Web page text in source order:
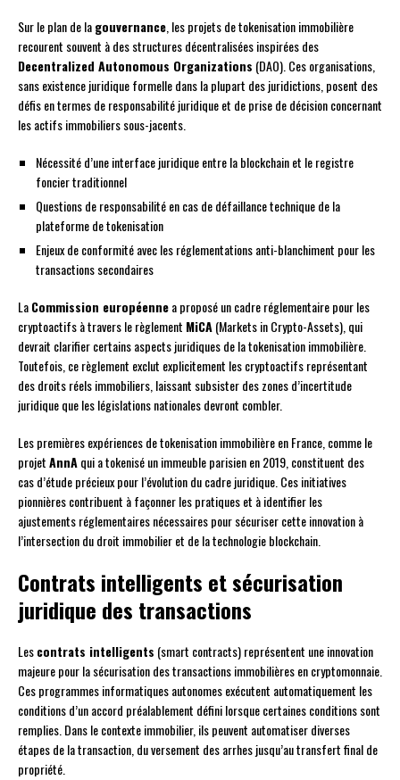
Sur le plan de lagouvernance , les projets de tokenisation immobilière
recourent souvent à des structures décentralisées inspirées des
Decentralized Autonomous Organizations (DAO). Ces organisations,
sans existence juridique formelle dans la plupart des juridictions, posent des
défis en termes de responsabilité juridique et de prise de décision concernant
les actifs immobiliers sous-jacents.
Nécessité d’une interface juridique entre la blockchain et le registre
foncier traditionnel
Questions de responsabilité en cas de défaillance technique de la
plateforme de tokenisation
Enjeux de conformité avec les réglementations anti-blanchiment pour les
transactions secondaires
LaCommission européennea proposé un cadre réglementaire pour les
cryptoactifs à travers le règlement MiCA(Markets in Crypto-Assets), qui
devrait clarifier certains aspects juridiques de la tokenisation immobilière.
Toutefois, ce règlement exclut explicitement les cryptoactifs représentant
des droits réels immobiliers, laissant subsister des zones d’incertitude
juridique que les législations nationales devront combler.
Les premières expériences de tokenisation immobilière en France, comme le
projetAnnAqui a tokenisé un immeuble parisien en 2019, constituent des
cas d’étude précieux pour l’évolution du cadre juridique. Ces initiatives
pionnières contribuent à façonner les pratiques et à identifier les
ajustements réglementaires nécessaires pour sécuriser cette innovation à
l’intersection du droit immobilier et de la technologie blockchain.
Contrats intelligents et sécurisation
juridique des transactions
Lescontrats intelligents (smart contracts) représentent une innovation
majeure pour la sécurisation des transactions immobilières en cryptomonnaie.
Ces programmes informatiques autonomes exécutent automatiquement les
conditions d’un accord préalablement défini lorsque certaines conditions sont
remplies. Dans le contexte immobilier, ils peuvent automatiser diverses
étapes de la transaction, du versement des arrhes jusqu’au transfert final de
propriété.